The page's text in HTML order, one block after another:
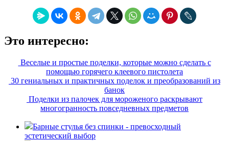
Это интересно:
Веселые и простые поделки, которые можно сделать с
помощью горячего клеевого пистолета
30 гениальных и практичных поделок и преобразований из
банок
Поделки из палочек для мороженого раскрывают
многогранность повседневных предметов
Барные стулья без спинки - превосходный
эстетический выбор